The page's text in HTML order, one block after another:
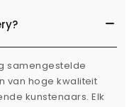
samengestelde
van hoge kwaliteit
kunstenaars. Elk